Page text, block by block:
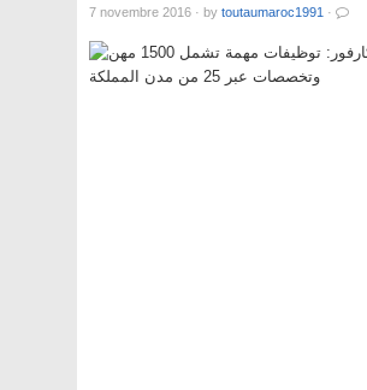
7 novembre 2016 · by toutaumaroc1991 ·